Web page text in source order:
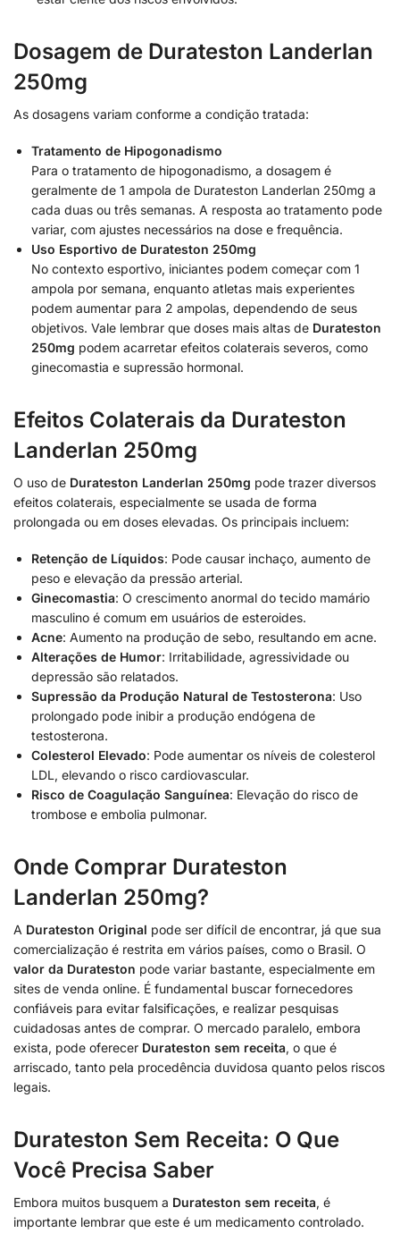
Dosagem de Durateston Landerlan
250mg
As dosagens variam conforme a condição tratada:
Tratamento de Hipogonadismo
Para o tratamento de hipogonadismo, a dosagem é
geralmente de 1 ampola de Durateston Landerlan 250mg a
cada duas ou três semanas. A resposta ao tratamento pode
variar, com ajustes necessários na dose e frequência.
Uso Esportivo de Durateston 250mg
No contexto esportivo, iniciantes podem começar com 1
ampola por semana, enquanto atletas mais experientes
podem aumentar para 2 ampolas, dependendo de seus
objetivos. Vale lembrar que doses mais altas de Durateston
250mg podem acarretar efeitos colaterais severos, como
ginecomastia e supressão hormonal.
Efeitos Colaterais da Durateston
Landerlan 250mg
O uso de Durateston Landerlan 250mg pode trazer diversos
efeitos colaterais, especialmente se usada de forma
prolongada ou em doses elevadas. Os principais incluem:
Retenção de Líquidos: Pode causar inchaço, aumento de
peso e elevação da pressão arterial.
Ginecomastia: O crescimento anormal do tecido mamário
masculino é comum em usuários de esteroides.
Acne: Aumento na produção de sebo, resultando em acne.
Alterações de Humor: Irritabilidade, agressividade ou
depressão são relatados.
Supressão da Produção Natural de Testosterona: Uso
prolongado pode inibir a produção endógena de
testosterona.
Colesterol Elevado: Pode aumentar os níveis de colesterol
LDL, elevando o risco cardiovascular.
Risco de Coagulação Sanguínea: Elevação do risco de
trombose e embolia pulmonar.
Onde Comprar Durateston
Landerlan 250mg?
A Durateston Original pode ser difícil de encontrar, já que sua
comercialização é restrita em vários países, como o Brasil. O
valor da Durateston pode variar bastante, especialmente em
sites de venda online. É fundamental buscar fornecedores
confiáveis para evitar falsificações, e realizar pesquisas
cuidadosas antes de comprar. O mercado paralelo, embora
exista, pode oferecer Durateston sem receita, o que é
arriscado, tanto pela procedência duvidosa quanto pelos riscos
legais.
Durateston Sem Receita: O Que
Você Precisa Saber
Embora muitos busquem a Durateston sem receita, é
importante lembrar que este é um medicamento controlado.